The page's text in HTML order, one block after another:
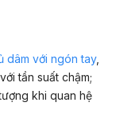
dâm với ngón tay,
tần suất chậm;
khi quan hệ